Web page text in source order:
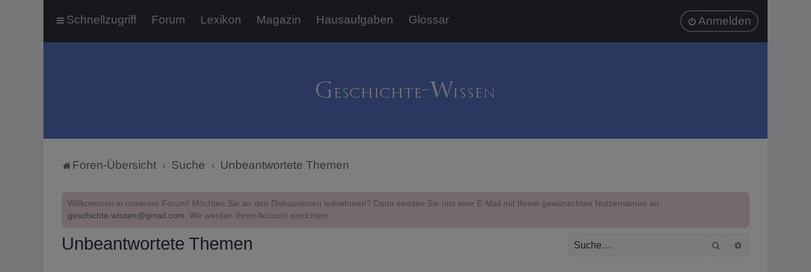
Schnellzugriff Forum Lexikon Magazin Hausaufgaben Glossar Anmelden
Foren-Übersicht Suche Unbeantwortete Themen
Willkommen in unserem Forum! Möchten Sie an den Diskussionen teilnehmen? Dann senden Sie uns eine E-Mail mit Ihrem gewünschten Nutzernamen an
geschichte.wissen@gmail.com. Wir werden Ihren Account einrichten.
Unbeantwortete Themen Suche